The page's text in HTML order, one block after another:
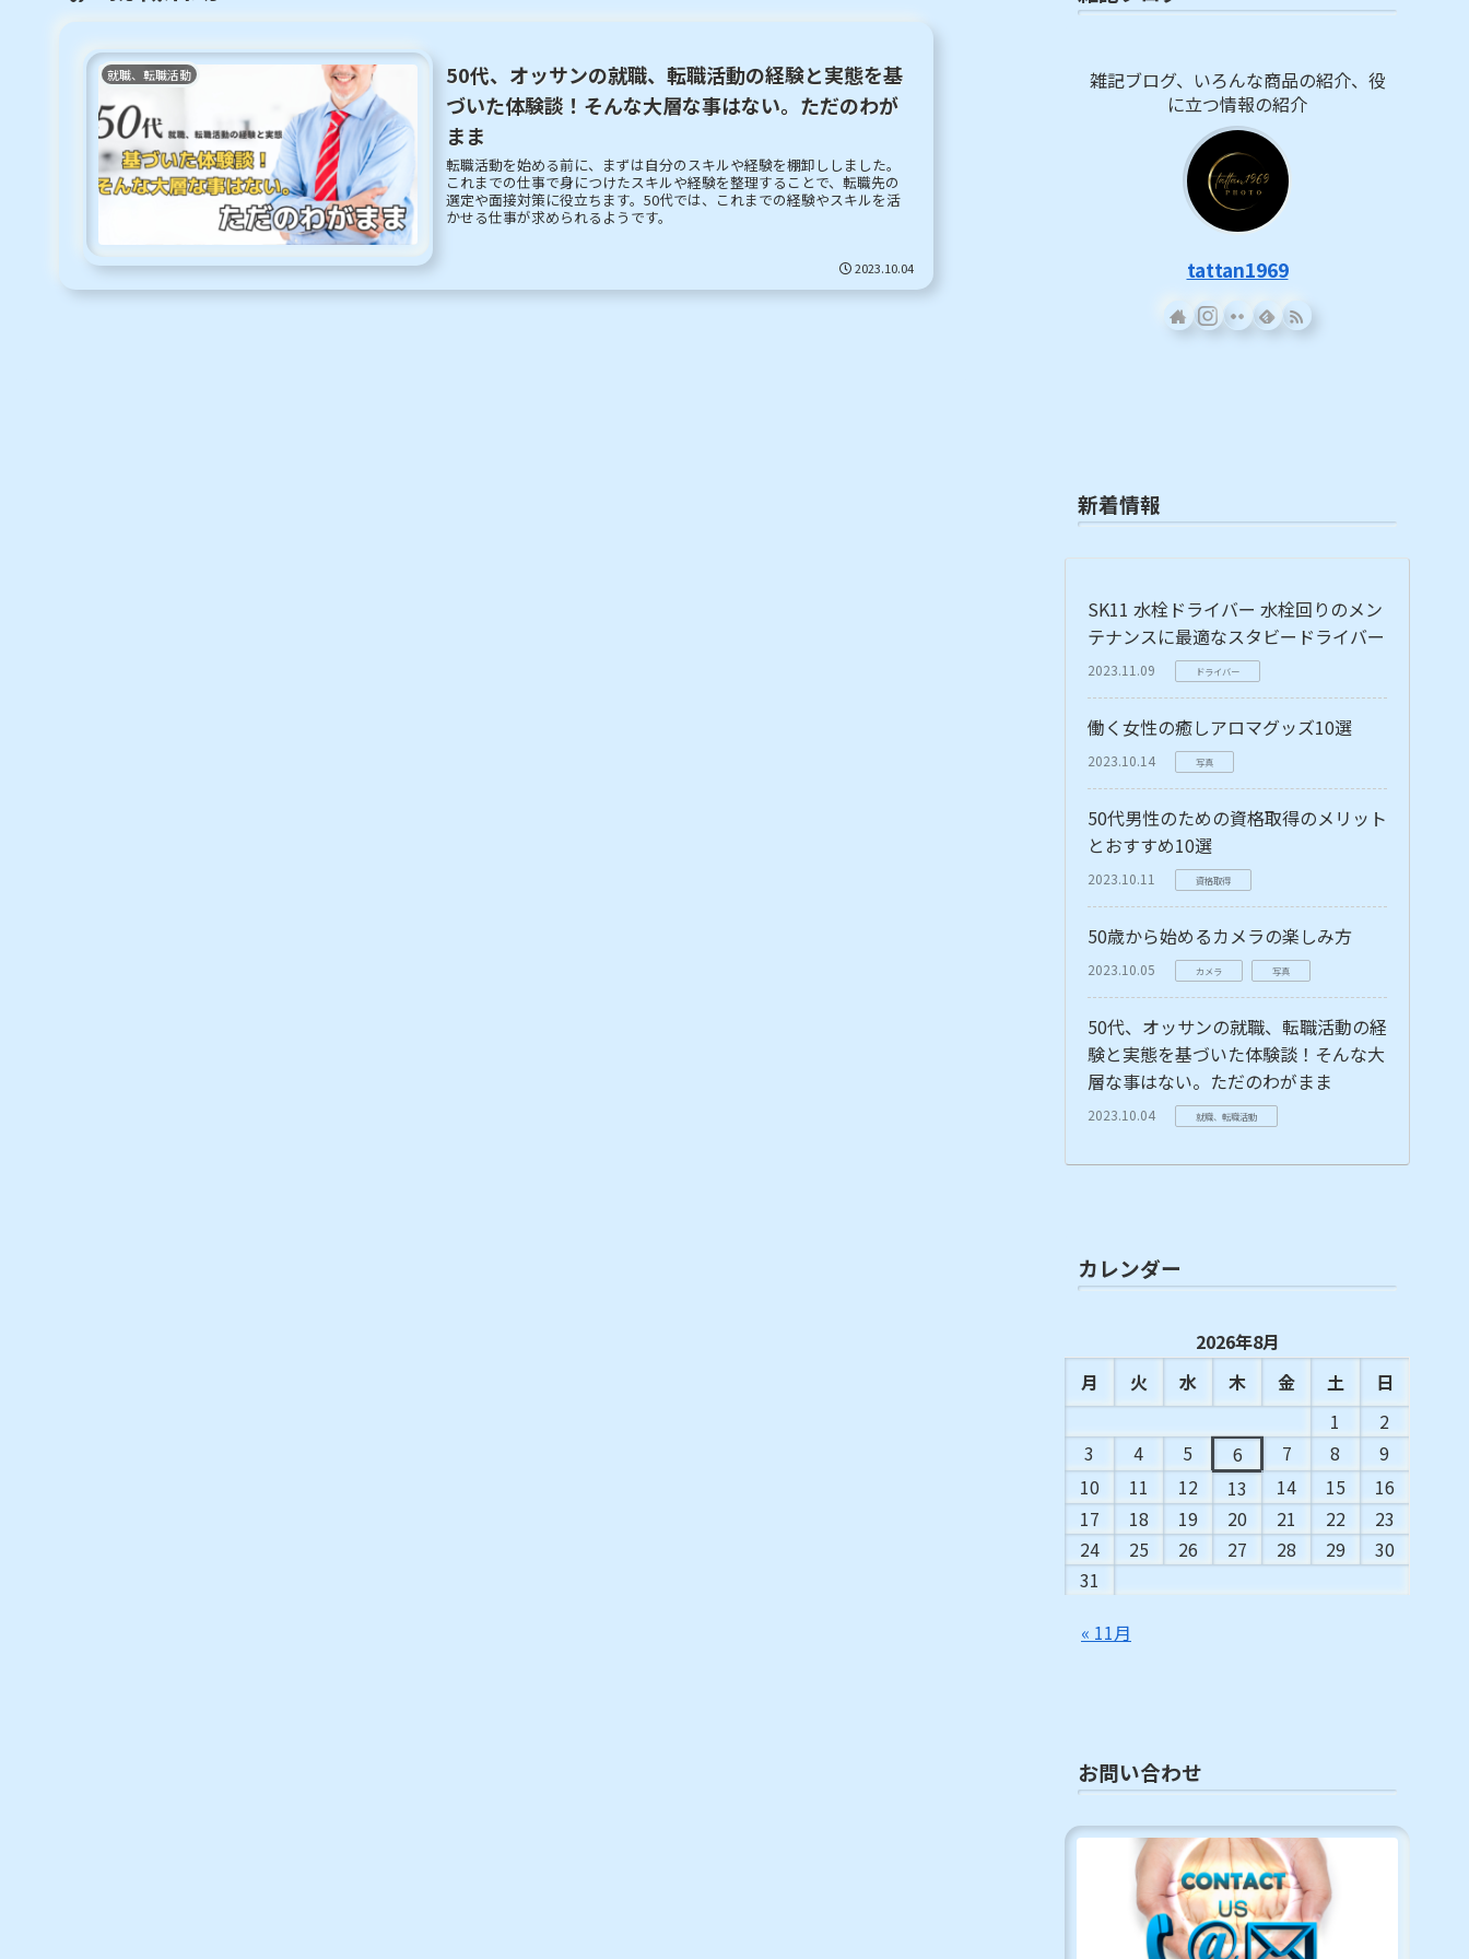
就職、転職活動
50代、オッサンの就職、転職活動の経験と実態を基
づいた体験談！そんな大層な事はない。ただのわが
まま
転職活動を始める前に、まずは自分のスキルや経験を棚卸ししました。
これまでの仕事で身につけたスキルや経験を整理することで、転職先の
選定や面接対策に役立ちます。50代では、これまでの経験やスキルを活
かせる仕事が求められるようです。
2023.10.04
雑記ブログ、いろんな商品の紹介、役
に立つ情報の紹介
tattan1969
新着情報
SK11 水栓ドライバー 水栓回りのメン
テナンスに最適なスタビードライバー
2023.11.09 ドライバー
働く女性の癒しアロマグッズ10選
2023.10.14 写真
50代男性のための資格取得のメリット
とおすすめ10選
2023.10.11 資格取得
50歳から始めるカメラの楽しみ方
2023.10.05 カメラ 写真
50代、オッサンの就職、転職活動の経
験と実態を基づいた体験談！そんな大
層な事はない。ただのわがまま
2023.10.04 就職、転職活動
カレンダー
2026年8月
月
火 水 木 金 土
日
1
2
3
4 5 6 7 8
9
10
11 12 13 14 15
16
17
18 19 20 21 22
23
24
25 26 27 28 29
30
31
« 11月
お問い合わせ